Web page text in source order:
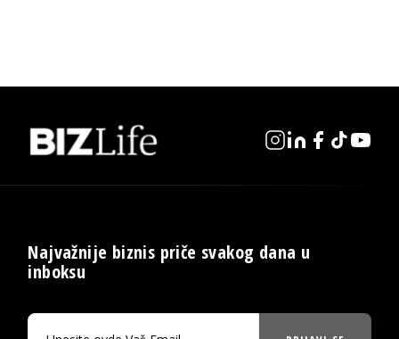
Najvažnije biznis priče svakog dana u
inboksu